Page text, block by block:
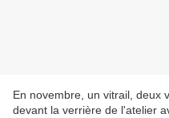
En novembre, un vitrail, deux
devant la verrière de l'atelier